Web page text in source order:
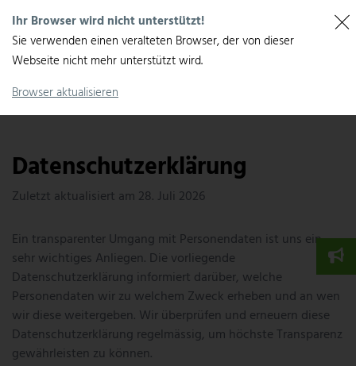
Datenschutzerklärung
Zuletzt aktualisiert am 28. Juli 2026
Ein transparenter Umgang mit Personendaten ist uns ein
sehr wichtiges Anliegen. Die vorliegende
Datenschutzerklärung informiert darüber, welche
Personendaten wir zu welchem Zweck erheben und an wen
wir diese weitergeben. Wir überprüfen und erneuern diese
Datenschutzerklärung regelmässig, um höchste Transparenz
gewährleisten zu können.
Ihr Browser wird nicht unterstützt!
Sie verwenden einen veralteten Browser, der von dieser
Webseite nicht mehr unterstützt wird.
Browser aktualisieren